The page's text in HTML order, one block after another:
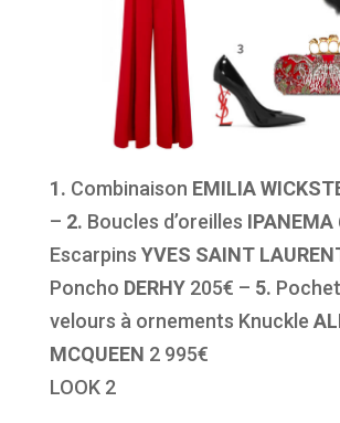
1. Combinaison EMILIA
– 2. Boucles d’oreilles IPANEMA
Escarpins YVES SAINT
Poncho DERHY205€ – 5.
velours à ornements Knuckle
MCQUEEN 2 995€
LOOK 2